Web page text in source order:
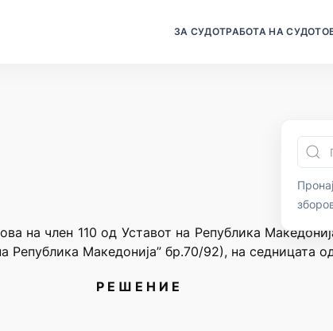
ЗА СУДОТРАБОТА НА СУДОТ
на член 110 од Уставот на Република
Република Македонија” бр.70/92), на седницата
Р Е Ш Е Н И Е